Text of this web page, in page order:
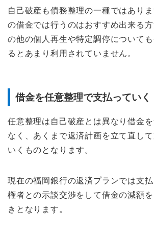
自己破産も債務整理の一種ではあり
の借金では行うのはおすすめ出来る
の他の個人再生や特定調停について
るとあまり利用されていません。
借金を任意整理で支払っていく
任意整理は自己破産とは異なり借金
なく、あくまで返済計画を立て直し
いくものとなります。
現在の福岡銀行の返済プランでは支
権者との示談交渉をして借金の減額
きとなります。